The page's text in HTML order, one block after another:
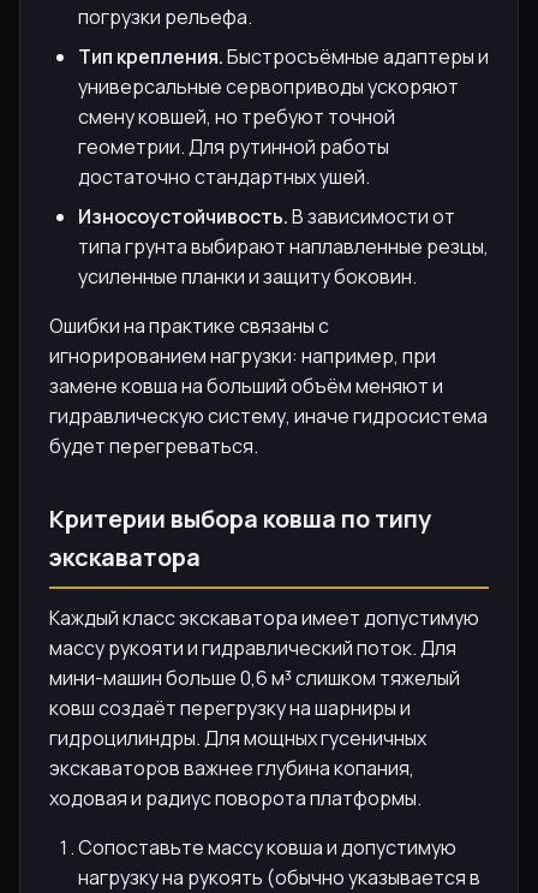
погрузки рельефа.
Тип крепления.Быстросъёмные адаптеры и
универсальные сервоприводы ускоряют
смену ковшей, но требуют точной
геометрии. Для рутинной работы
достаточно стандартных ушей.
Износоустойчивость.В зависимости от
типа грунта выбирают наплавленные резцы,
усиленные планки и защиту боковин.
Ошибки на практике связаны с
игнорированием нагрузки: например, при
замене ковша на больший объём меняют и
гидравлическую систему, иначе гидросистема
будет перегреваться.
Критерии выбора ковша по типу
экскаватора
Каждый класс экскаватора имеет допустимую
массу рукояти и гидравлический поток. Для
мини-машин больше 0,6 м³ слишком тяжелый
ковш создаёт перегрузку на шарниры и
гидроцилиндры. Для мощных гусеничных
экскаваторов важнее глубина копания,
ходовая и радиус поворота платформы.
Сопоставьте массу ковша и допустимую
нагрузку на рукоять (обычно указывается в